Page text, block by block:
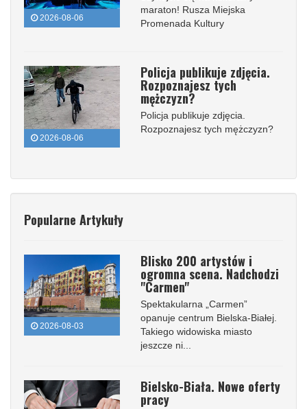
2026-08-06
maraton! Rusza Miejska
Promenada Kultury
2026-08-06
Policja publikuje zdjęcia.
Rozpoznajesz tych
mężczyzn?
Policja publikuje zdjęcia.
Rozpoznajesz tych mężczyzn?
Popularne Artykuły
2026-08-03
Blisko 200 artystów i
ogromna scena. Nadchodzi
"Carmen"
Spektakularna „Carmen”
opanuje centrum Bielska-Białej.
Takiego widowiska miasto
jeszcze ni...
Bielsko-Biała. Nowe oferty
pracy